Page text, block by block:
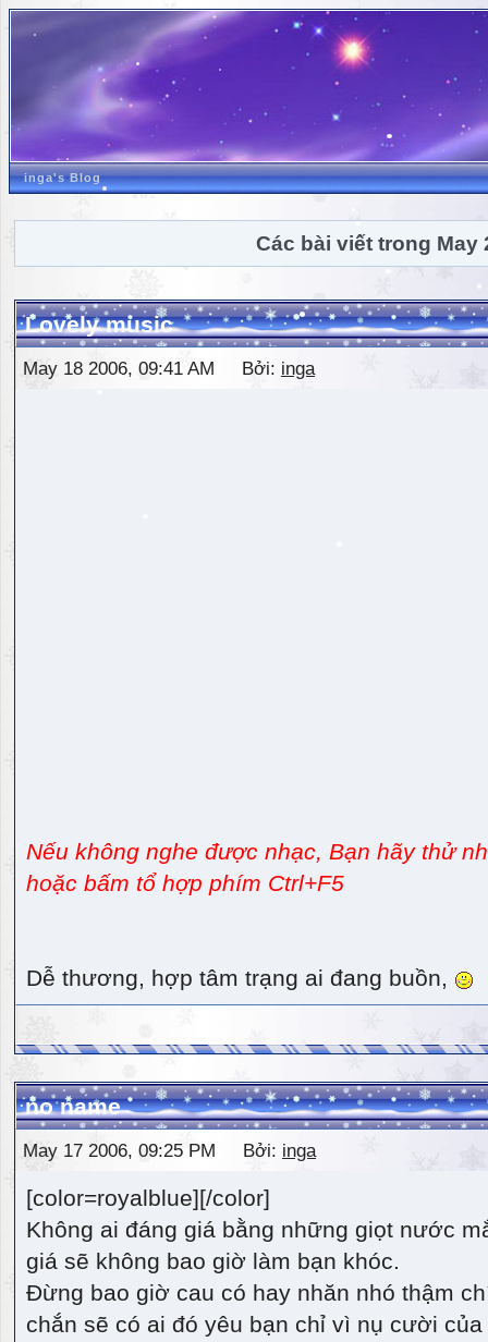
inga's Blog
Các bài viết trong May
Lovely music
May 18 2006, 09:41 AM Bởi: inga
Nếu không nghe được nhạc, Bạn hãy thử
hoặc bấm tổ hợp phím Ctrl+F5
Dễ thương, hợp tâm trạng ai đang buồn,
no name
May 17 2006, 09:25 PM Bởi: inga
[color=royalblue][/color]
Không ai đáng giá bằng những giọt nước
giá sẽ không bao giờ làm bạn khóc.
Đừng bao giờ cau có hay nhăn nhó thậm
chắn sẽ có ai đó yêu bạn chỉ vì nụ cười